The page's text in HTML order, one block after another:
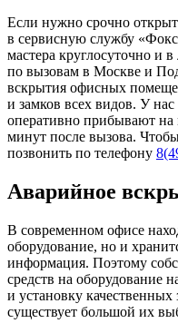
Если нужно срочно
в сервисную службу
мастера круглосуточно и
по вызовам в Москве и
вскрытия офисных
и замков всех видов. У
оперативно прибывают на
минут после вызова.
позвонить по телефону
Аварийное
В современном офисе
оборудование, но и
информация. Поэтому
средств на оборудование
и установку
существует большой их